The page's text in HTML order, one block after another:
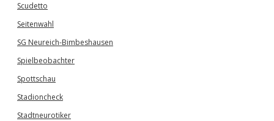
Scudetto
Seitenwahl
SG Neureich-Bimbeshausen
Spielbeobachter
Spottschau
Stadioncheck
Stadtneurotiker